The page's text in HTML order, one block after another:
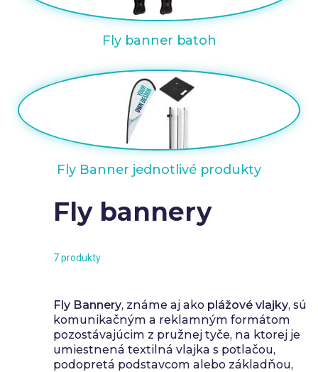
Fly banner batoh
Fly Banner jednotlivé produkty
Fly bannery
7 produkty
Fly Bannery, známe aj ako plážové vlajky, sú
komunikačným a reklamným formátom
pozostávajúcim z pružnej tyče, na ktorej je
umiestnená textilná vlajka s potlačou,
podopretá podstavcom alebo základňou,